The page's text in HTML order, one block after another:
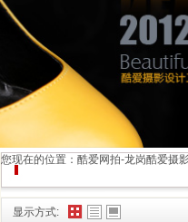
显示方式:
您现在的位置： 酷爱网拍-龙岗酷爱摄